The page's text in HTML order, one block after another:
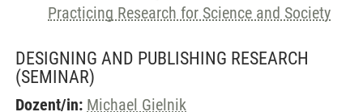
Practicing Research for Science and Society
DESIGNING AND PUBLISHING RESEARCH
(SEMINAR)
Dozent/in: Michael Gielnik